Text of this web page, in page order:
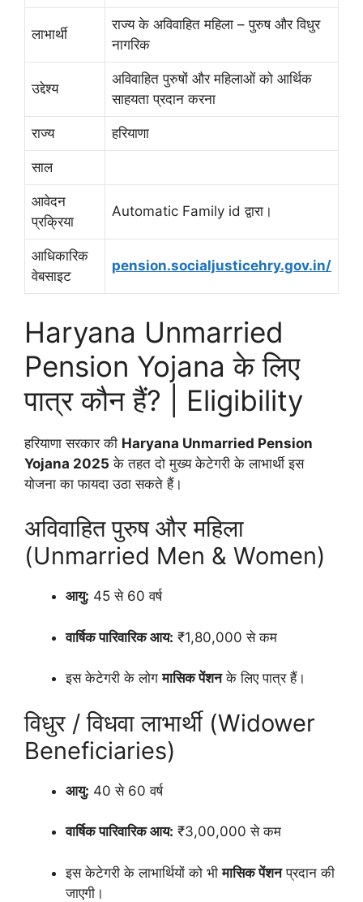
लाभार्थी
राज्य के अविवाहित महिला – पुरुष और विधुर
नागरिक
उद्देश्य
अविवाहित पुरुषों और महिलाओं को आर्थिक
साहयता प्रदान करना
राज्य हरियाणा
साल
आवेदन
प्रक्रिया
Automatic Family id द्वारा।
आधिकारिक
वेबसाइट
pension.socialjusticehry.gov.in/
Haryana Unmarried
Pension Yojana के लिए
पात्र कौन हैं? | Eligibility
हरियाणा सरकार की Haryana Unmarried Pension
Yojana 2025 के तहत दो मुख्य केटेगरी के लाभार्थी इस
योजना का फायदा उठा सकते हैं।
अविवाहित पुरुष और महिला
(Unmarried Men & Women)
आयु: 45 से 60 वर्ष
वार्षिक पारिवारिक आय: ₹1,80,000 से कम
इस केटेगरी के लोगमासिक पेंशनके लिए पात्र हैं।
विधुर / विधवा लाभार्थी (Widower
Beneficiaries)
आयु: 40 से 60 वर्ष
वार्षिक पारिवारिक आय: ₹3,00,000 से कम
इस केटेगरी के लाभार्थियों को भीमासिक पेंशनप्रदान की
जाएगी।